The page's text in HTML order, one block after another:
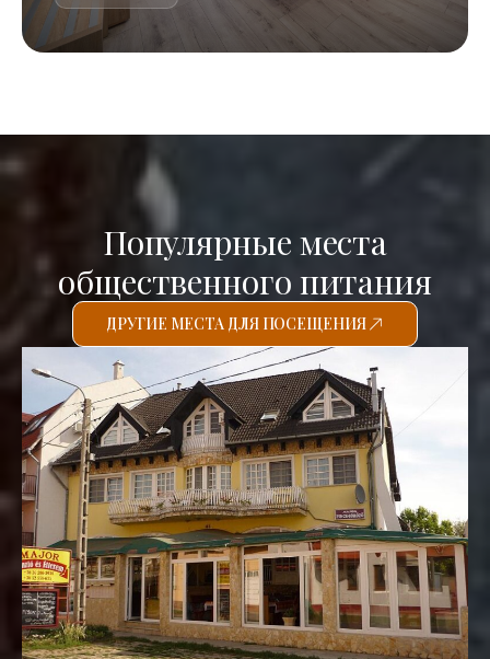
Популярные места
общественного питания
ДРУГИЕ МЕСТА ДЛЯ ПОСЕЩЕНИЯ